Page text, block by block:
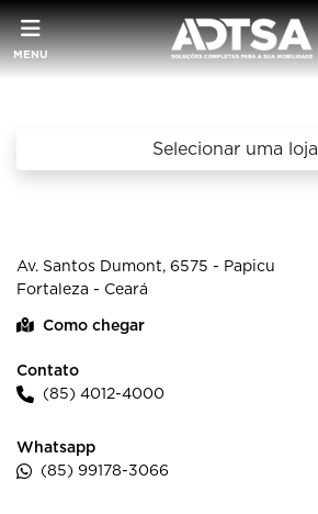
MENU
Selecionar uma loja
Av. Santos Dumont, 6575 - Papicu
Fortaleza - Ceará
Como chegar
Contato
(85) 4012-4000
Whatsapp
(85) 99178-3066